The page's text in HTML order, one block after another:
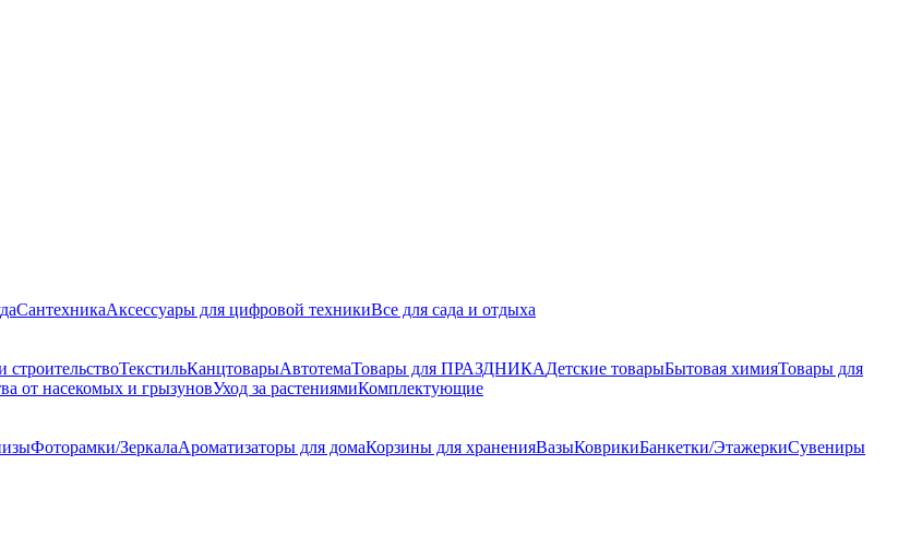
СантехникаАксессуары для цифровой техникиВсе для сада и отдыха
строительствоТекстильКанцтоварыАвтотемаТовары для ПРАЗДНИКАДетские товарыБытовая химияТовары для
от насекомых и грызуновУход за растениямиКомплектующие
Фоторамки/ЗеркалаАроматизаторы для домаКорзины для храненияВазыКоврикиБанкетки/ЭтажеркиСувениры